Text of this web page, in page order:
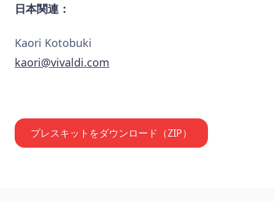
日本関連：
Kaori Kotobuki
kaori@vivaldi.com
プレスキットをダウンロード（ZIP）